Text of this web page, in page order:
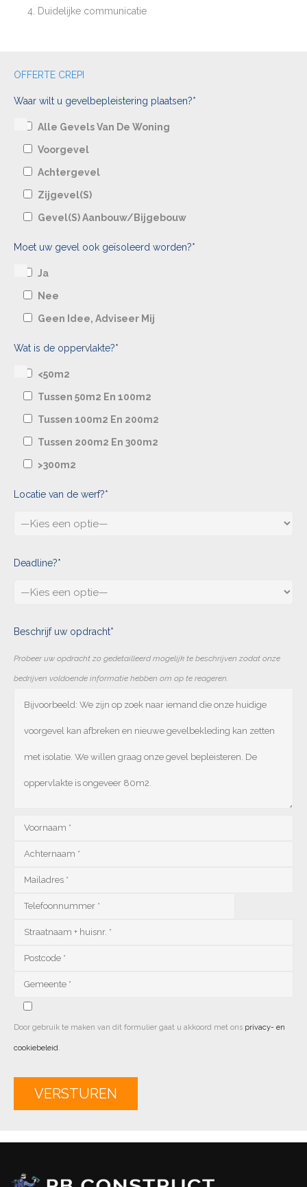
Duidelijke communicatie
OFFERTE CREPI
Waar wilt u gevelbepleistering plaatsen?*
Alle Gevels Van De Woning
Voorgevel
Achtergevel
Zijgevel(s)
Gevel(s) Aanbouw/bijgebouw
Moet uw gevel ook geïsoleerd worden?*
Ja
Nee
Geen Idee, Adviseer Mij
Wat is de oppervlakte?*
<50m2
Tussen 50m2 En 100m2
Tussen 100m2 En 200m2
Tussen 200m2 En 300m2
>300m2
Locatie van de werf?*
Deadline?*
Beschrijf uw opdracht*
Probeer uw opdracht zo gedetailleerd mogelijk te beschrijven zodat onze
bedrijven voldoende informatie hebben om op te reageren.
Door gebruik te maken van dit formulier gaat u akkoord met ons privacy- en
cookiebeleid.